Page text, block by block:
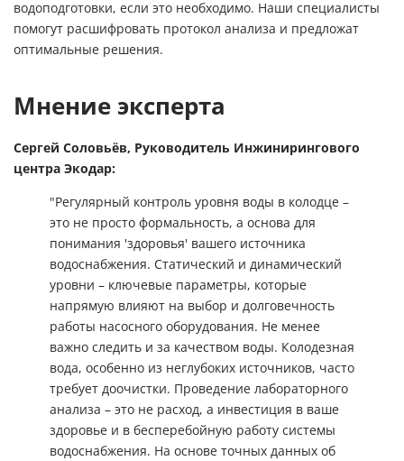
водоподготовки, если это необходимо. Наши специалисты
помогут расшифровать протокол анализа и предложат
оптимальные решения.
Мнение эксперта
Сергей Соловьёв, Руководитель Инжинирингового
центра Экодар:
"Регулярный контроль уровня воды в колодце –
это не просто формальность, а основа для
понимания 'здоровья' вашего источника
водоснабжения. Статический и динамический
уровни – ключевые параметры, которые
напрямую влияют на выбор и долговечность
работы насосного оборудования. Не менее
важно следить и за качеством воды. Колодезная
вода, особенно из неглубоких источников, часто
требует доочистки. Проведение лабораторного
анализа – это не расход, а инвестиция в ваше
здоровье и в бесперебойную работу системы
водоснабжения. На основе точных данных об